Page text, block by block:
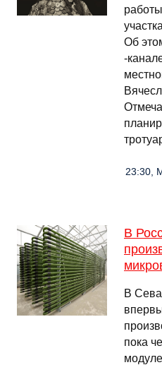
Об
-
23:30,
В
В
пока